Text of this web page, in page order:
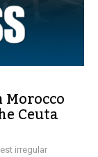
Ceuta
irregular